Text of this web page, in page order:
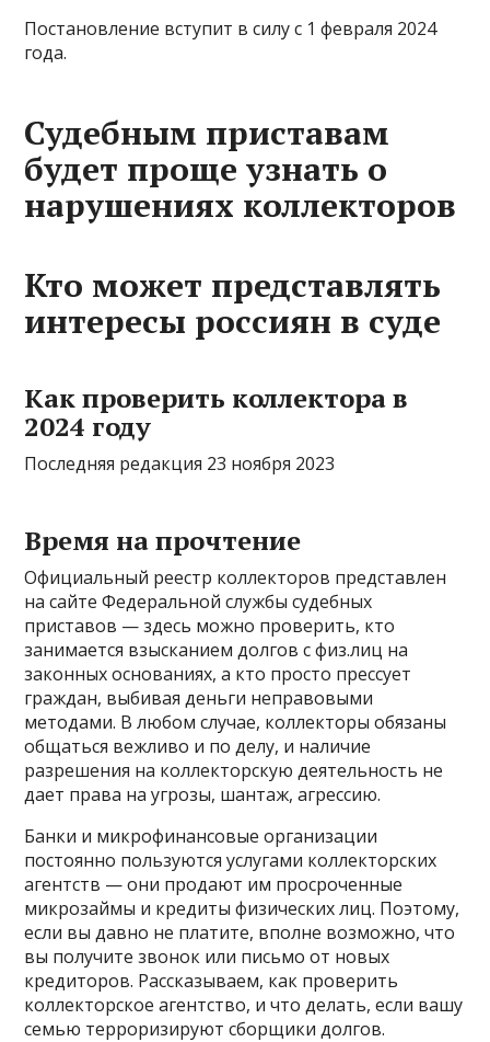
Постановление вступит в силу с 1 февраля 2024
года.
Судебным приставам
будет проще узнать о
нарушениях коллекторов
Кто может представлять
интересы россиян в суде
Как проверить коллектора в
2024 году
Последняя редакция 23 ноября 2023
Время на прочтение
Официальный реестр коллекторов представлен
на сайте Федеральной службы судебных
приставов — здесь можно проверить, кто
занимается взысканием долгов с физ.лиц на
законных основаниях, а кто просто прессует
граждан, выбивая деньги неправовыми
методами. В любом случае, коллекторы обязаны
общаться вежливо и по делу, и наличие
разрешения на коллекторскую деятельность не
дает права на угрозы, шантаж, агрессию.
Банки и микрофинансовые организации
постоянно пользуются услугами коллекторских
агентств — они продают им просроченные
микрозаймы и кредиты физических лиц. Поэтому,
если вы давно не платите, вполне возможно, что
вы получите звонок или письмо от новых
кредиторов. Рассказываем, как проверить
коллекторское агентство, и что делать, если вашу
семью терроризируют сборщики долгов.